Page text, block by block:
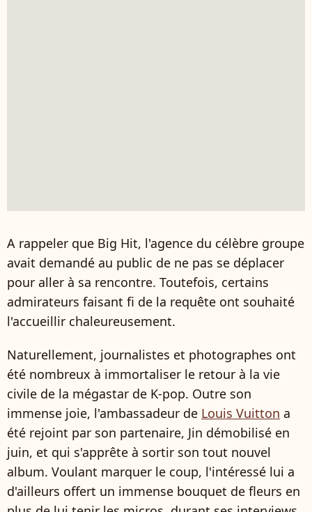
A rappeler que Big Hit, l'agence du célèbre groupe
avait demandé au public de ne pas se déplacer
pour aller à sa rencontre. Toutefois, certains
admirateurs faisant fi de la requête ont souhaité
l'accueillir chaleureusement.
Naturellement, journalistes et photographes ont
été nombreux à immortaliser le retour à la vie
civile de la mégastar de K-pop. Outre son
immense joie, l'ambassadeur de Louis Vuitton a
été rejoint par son partenaire, Jin démobilisé en
juin, et qui s'apprête à sortir son tout nouvel
album. Voulant marquer le coup, l'intéressé lui a
d'ailleurs offert un immense bouquet de fleurs en